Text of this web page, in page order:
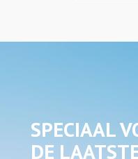
SPECIAAL
DE